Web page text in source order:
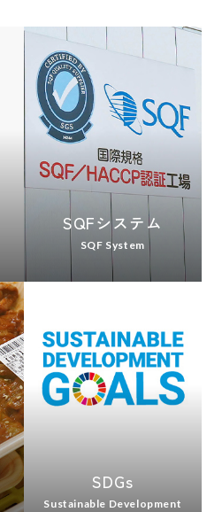
SQFシステム
SQF System
SDGs
Sustainable Development